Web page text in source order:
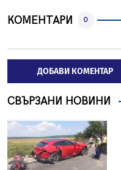
КОМЕНТАРИ 0
ДОБАВИ КОМЕНТАР
СВЪРЗАНИ НОВИНИ